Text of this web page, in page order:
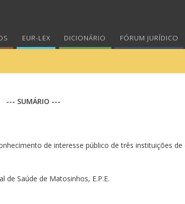
EUR-LEX DICIONÁRIO FÓRUM JURÍDICO
--- SUMÁRIO ---
de interesse público de três instituições de
Saúde de Matosinhos, E.P.E.